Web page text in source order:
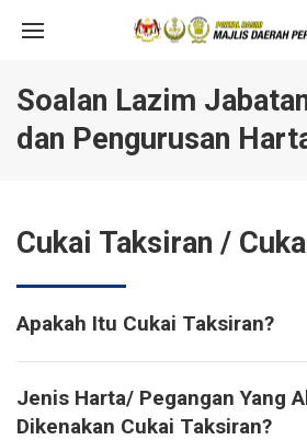
Soalan Lazim
dan Pengurusan
Cukai Taksiran /
Apakah Itu Cukai Taksiran?
Jenis Harta/ Pegangan Yang
Dikenakan Cukai Taksiran?